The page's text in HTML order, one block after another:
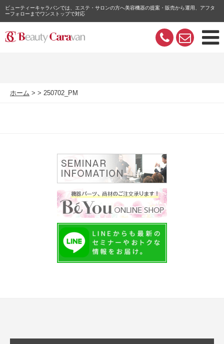
ビューティーキャラバンでは、エステ・サロンの方へ美容機器の提案・販売から運用、アフタ
ーフォローまでワンストップで対応
ホーム 250702_PM